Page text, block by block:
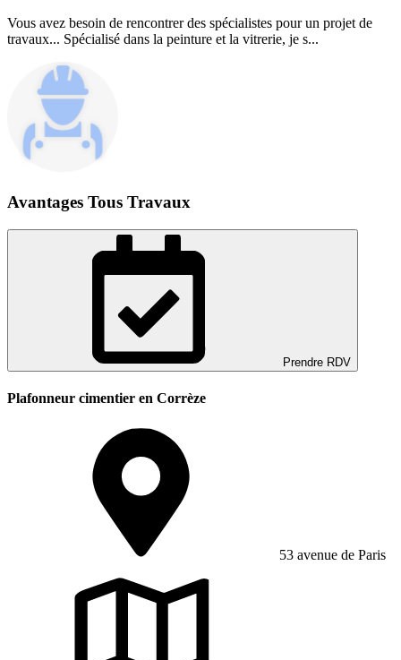
Vous avez besoin de rencontrer des spécialistes pour un projet de
travaux... Spécialisé dans la peinture et la vitrerie, je s...
Avantages Tous Travaux
Prendre RDV
Plafonneur cimentier en Corrèze
53 avenue de Paris